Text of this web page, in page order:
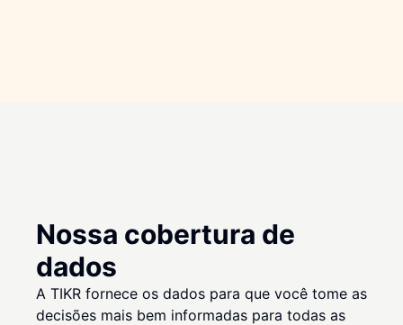
Nossa cobertura de
dados
A TIKR fornece os dados para que você tome as
decisões mais bem informadas para todas as